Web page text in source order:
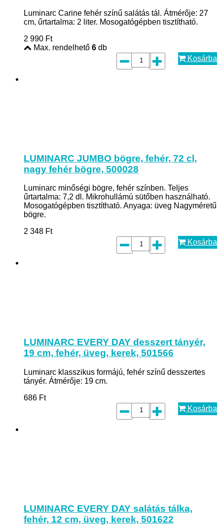
Luminarc Carine fehér színű salátás tál. Átmérője: 27
cm, űrtartalma: 2 liter. Mosogatógépben tisztítható.
2 990 Ft
Max. rendelhető 6 db
Kosárba
LUMINARC JUMBO bögre, fehér, 72 cl,
nagy fehér bögre, 500028
Luminarc minőségi bögre, fehér színben. Teljes
űrtartalma: 7,2 dl. Mikrohullámú sütőben használható.
Mosogatógépben tisztítható. Anyaga: üveg Nagyméretű
bögre.
2 348 Ft
Kosárba
LUMINARC EVERY DAY desszert tányér,
19 cm, fehér, üveg, kerek, 501566
Luminarc klasszikus formájú, fehér színű desszertes
tányér. Átmérője: 19 cm.
686 Ft
Kosárba
LUMINARC EVERY DAY salátás tálka,
fehér, 12 cm, üveg, kerek, 501622